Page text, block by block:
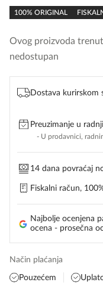
rating
100% ORIGINAL
Ovog proizvoda
nedostupan
Dostava kurirskom
Preuzimanje u radnji
- U prodavnici,
14 dana povraćaj
Fiskalni račun,
Najbolje ocenjena
ocena - prosečna
Način plaćanja
Pouzećem